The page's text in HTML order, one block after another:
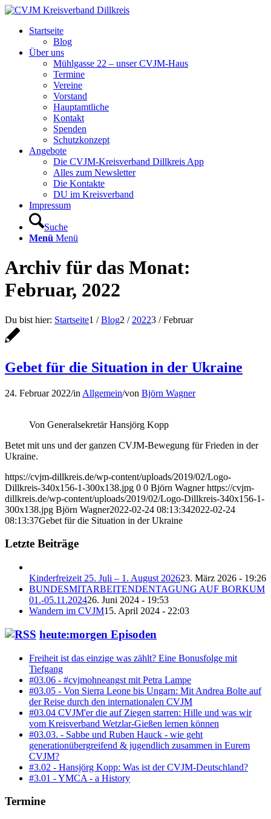
Startseite
Blog
Über uns
Mühlgasse 22 – unser CVJM-Haus
Termine
Vereine
Vorstand
Hauptamtliche
Kontakt
Spenden
Schutzkonzept
Angebote
Die CVJM-Kreisverband Dillkreis App
Alles zum Newsletter
Die Kontakte
DU im Kreisverband
Impressum
Suche
Menü Menü
Archiv für das Monat:
Februar, 2022
Du bist hier: Startseite1 / Blog2 / 20223 / Februar
Gebet für die Situation in der Ukraine
24. Februar 2022/in Allgemein/von Björn Wagner
Von Generalsekretär Hansjörg Kopp
Betet mit uns und der ganzen CVJM-Bewegung für Frieden in der
Ukraine.
https://cvjm-dillkreis.de/wp-content/uploads/2019/02/Logo-
Dillkreis-340x156-1-300x138.jpg 0 0 Björn Wagner https://cvjm-
dillkreis.de/wp-content/uploads/2019/02/Logo-Dillkreis-340x156-1-
300x138.jpg Björn Wagner2022-02-24 08:13:342022-02-24
08:13:37Gebet für die Situation in der Ukraine
Letzte Beiträge
Kinderfreizeit 25. Juli – 1. August 202623. März 2026 - 19:26
BUNDESMITARBEITENDENTAGUNG AUF BORKUM
01.-05.11.202426. Juni 2024 - 19:53
Wandern im CVJM15. April 2024 - 22:03
heute:morgen Episoden
Freiheit ist das einzige was zählt? Eine Bonusfolge mit
Tiefgang
#03.06 - #cvjmohneangst mit Petra Lampe
#03.05 - Von Sierra Leone bis Ungarn: Mit Andrea Bolte auf
der Reise durch den internationalen CVJM
#03.04 CVJM'er die auf Ziegen starren: Hille und was wir
vom Kreisverband Wetzlar-Gießen lernen können
#03.03. - Sabbe und Ruben Hauck - wie geht
generationübergreifend & jugendlich zusammen in Eurem
CVJM?
#3.02 - Hansjörg Kopp: Was ist der CVJM-Deutschland?
#3.01 - YMCA - a History
Termine